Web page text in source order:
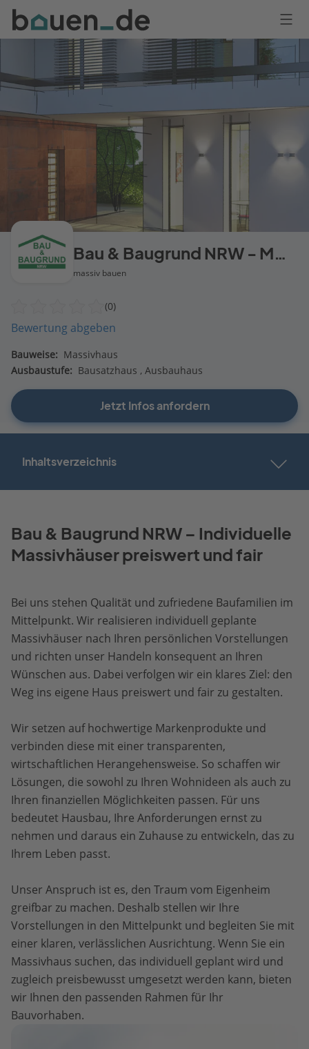
Bauen
Logo
Anmelden
Bau & Baugrund NRW - Massivhäuser
massiv bauen
(0)
Bewertung abgeben
Bauweise: Massivhaus
Ausbaustufe: Bausatzhaus Ausbauhaus
Jetzt Infos anfordern
Inhaltsverzeichnis
Bau & Baugrund NRW – Individuelle
Massivhäuser preiswert und fair
Bei uns stehen Qualität und zufriedene Baufamilien im
Mittelpunkt. Wir realisieren individuell geplante
Massivhäuser nach Ihren persönlichen Vorstellungen
und richten unser Handeln konsequent an Ihren
Wünschen aus. Dabei verfolgen wir ein klares Ziel: den
Weg ins eigene Haus preiswert und fair zu gestalten.
Wir setzen auf hochwertige Markenprodukte und
verbinden diese mit einer transparenten,
wirtschaftlichen Herangehensweise. So schaffen wir
Lösungen, die sowohl zu Ihren Wohnideen als auch zu
Ihren finanziellen Möglichkeiten passen. Für uns
bedeutet Hausbau, Ihre Anforderungen ernst zu
nehmen und daraus ein Zuhause zu entwickeln, das zu
Ihrem Leben passt.
Unser Anspruch ist es, den Traum vom Eigenheim
greifbar zu machen. Deshalb stellen wir Ihre
Vorstellungen in den Mittelpunkt und begleiten Sie mit
einer klaren, verlässlichen Ausrichtung. Wenn Sie ein
Massivhaus suchen, das individuell geplant wird und
zugleich preisbewusst umgesetzt werden kann, bieten
wir Ihnen den passenden Rahmen für Ihr
Bauvorhaben.